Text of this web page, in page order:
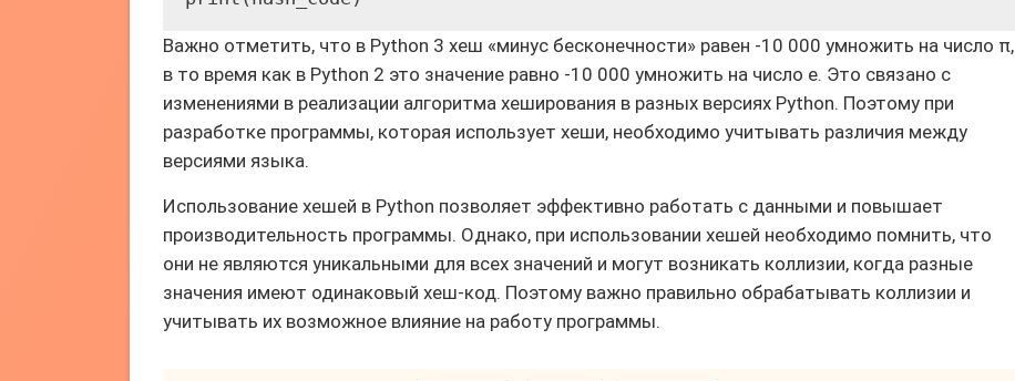
Важно отметить, что в Python 3 хеш «минус бесконечности» равен -10 000 умножить на число π,
в то время как в Python 2 это значение равно -10 000 умножить на число e. Это связано с
изменениями в реализации алгоритма хеширования в разных версиях Python. Поэтому при
разработке программы, которая использует хеши, необходимо учитывать различия между
версиями языка.
Использование хешей в Python позволяет эффективно работать с данными и повышает
производительность программы. Однако, при использовании хешей необходимо помнить, что
они не являются уникальными для всех значений и могут возникать коллизии, когда разные
значения имеют одинаковый хеш-код. Поэтому важно правильно обрабатывать коллизии и
учитывать их возможное влияние на работу программы.